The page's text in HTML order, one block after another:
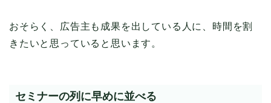
おそらく、広告主も成果を出している人に、時間を割
きたいと思っていると思います。
セミナーの列に早めに並べる